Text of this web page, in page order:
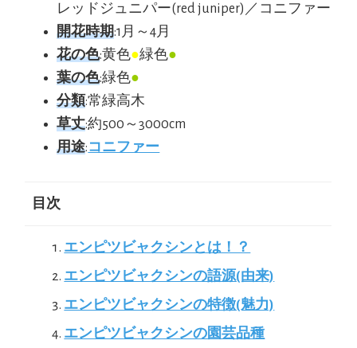
レッドジュニパー(red juniper)／コニファー
開花時期:1月～4月
花の色:黄色●緑色●
葉の色:緑色●
分類:常緑高木
草丈:約500～3000cm
用途:コニファー
目次
エンピツビャクシンとは！？
エンピツビャクシンの語源(由来)
エンピツビャクシンの特徴(魅力)
エンピツビャクシンの園芸品種